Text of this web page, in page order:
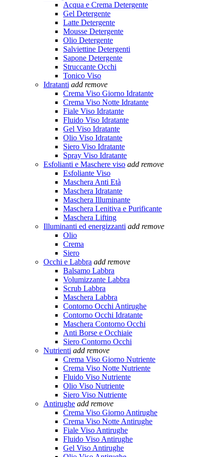
Acqua e Crema Detergente
Gel Detergente
Latte Detergente
Mousse Detergente
Olio Detergente
Salviettine Detergenti
Sapone Detergente
Struccante Occhi
Tonico Viso
Idratanti add remove
Crema Viso Giorno Idratante
Crema Viso Notte Idratante
Fiale Viso Idratante
Fluido Viso Idratante
Gel Viso Idratante
Olio Viso Idratante
Siero Viso Idratante
Spray Viso Idratante
Esfolianti e Maschere viso add remove
Esfoliante Viso
Maschera Anti Età
Maschera Idratante
Maschera Illuminante
Maschera Lenitiva e Purificante
Maschera Lifting
Illuminanti ed energizzanti add remove
Olio
Crema
Siero
Occhi e Labbra add remove
Balsamo Labbra
Volumizzante Labbra
Scrub Labbra
Maschera Labbra
Contorno Occhi Antirughe
Contorno Occhi Idratante
Maschera Contorno Occhi
Anti Borse e Occhiaie
Siero Contorno Occhi
Nutrienti add remove
Crema Viso Giorno Nutriente
Crema Viso Notte Nutriente
Fluido Viso Nutriente
Olio Viso Nutriente
Siero Viso Nutriente
Antirughe add remove
Crema Viso Giorno Antirughe
Crema Viso Notte Antirughe
Fiale Viso Antirughe
Fluido Viso Antirughe
Gel Viso Antirughe